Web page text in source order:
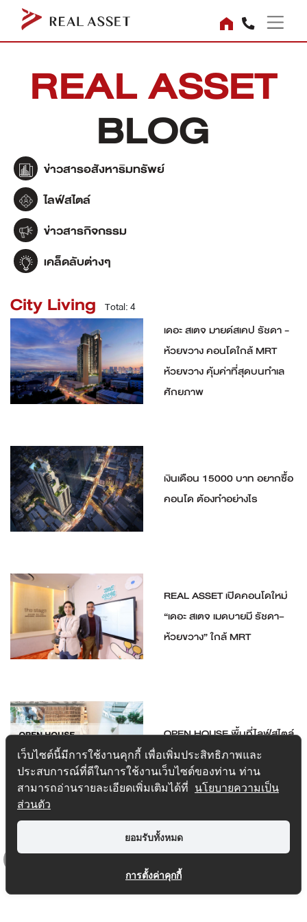
REAL ASSET
BLOG
ข่าวสารอสังหาริมทรัพย์
ไลฟ์สไตล์
ข่าวสารกิจกรรม
เคล็ดลับต่างๆ
City Living Total: 4
เดอะ สเตจ มายด์สเคป รัชดา -
ห้วยขวาง คอนโดใกล้ MRT
ห้วยขวาง คุ้มค่าที่สุดบนทำเล
ศักยภาพ
เงินเดือน 15000 บาท อยากซื้อ
คอนโด ต้องทำอย่างไร
REAL ASSET เปิดคอนโดใหม่
“เดอะ สเตจ เมดบายมี รัชดา–
ห้วยขวาง” ใกล้ MRT
OPEN HOUSE พื้นที่ไลฟ์สไตล์
แห่งใหม่กลางใจเมือง
เว็บไซต์นี้มีการใช้งานคุกกี้ เพื่อเพิ่มประสิทธิภาพและ
ประสบการณ์ที่ดีในการใช้งานเว็บไซต์ของท่าน ท่าน
สามารถอ่านรายละเอียดเพิ่มเติมได้ที่ นโยบายความเป็น
ส่วนตัว
ยอมรับทั้งหมด
การตั้งค่าคุกกี้